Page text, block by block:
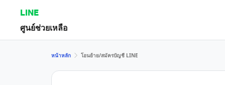
LINE
ศูนย์ช่วยเหลือ
หน้าหลัก โอนย้าย/สมัครบัญชี LINE